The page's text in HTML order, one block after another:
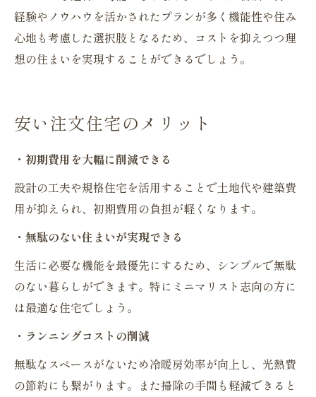
経験やノウハウを活かされたプランが多く機能性や住み
心地も考慮した選択肢となるため、コストを抑えつつ理
想の住まいを実現することができるでしょう。
安い注文住宅のメリット
・初期費用を大幅に削減できる
設計の工夫や規格住宅を活用することで土地代や建築費
用が抑えられ、初期費用の負担が軽くなります。
・無駄のない住まいが実現できる
生活に必要な機能を最優先にするため、シンプルで無駄
のない暮らしができます。特にミニマリスト志向の方に
は最適な住宅でしょう。
・ランニングコストの削減
無駄なスペースがないため冷暖房効率が向上し、光熱費
の節約にも繋がります。また掃除の手間も軽減できると